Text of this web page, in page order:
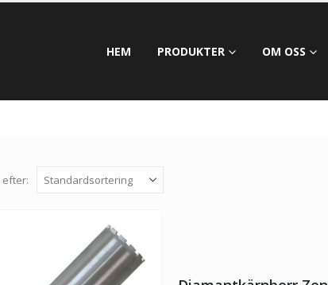
HEM PRODUKTER OM OSS